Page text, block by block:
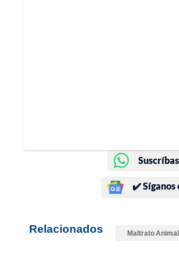
✔️ Síganos
Relacionados Maltrato Animal